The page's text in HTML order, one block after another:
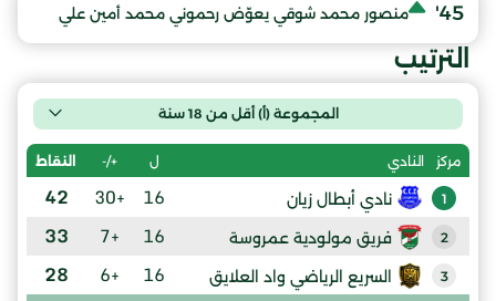
45' منصور محمد شوقي يعوّض رحموني محمد أمين علي
الترتيب
المجموعة (أ) أقل من 18 سنة
مركز النادي ل +/- النقاط
1 نادي أبطال زيان 16
+30
42
2 فريق مولودية عمروسة 16
+7
33
3 السريع الرياضي واد العلايق 16
+6
28